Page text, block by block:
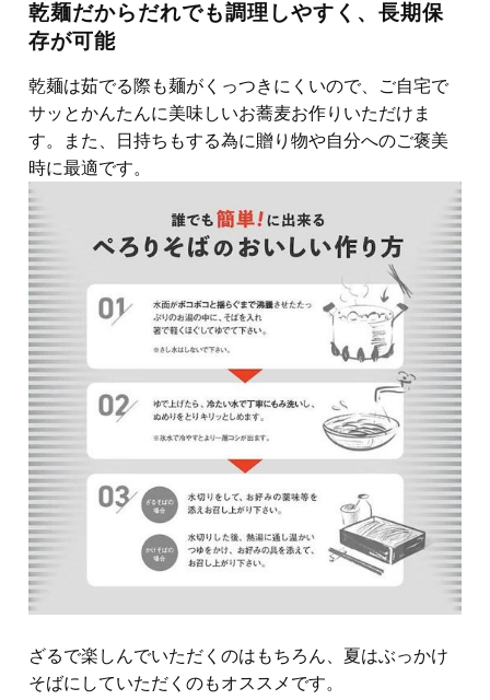
乾麺だからだれでも調理しやすく、長期保
存が可能
乾麺は茹でる際も麺がくっつきにくいので、ご自宅で
サッとかんたんに美味しいお蕎麦お作りいただけま
す。また、日持ちもする為に贈り物や自分へのご褒美
時に最適です。
ざるで楽しんでいただくのはもちろん、夏はぶっかけ
そばにしていただくのもオススメです。